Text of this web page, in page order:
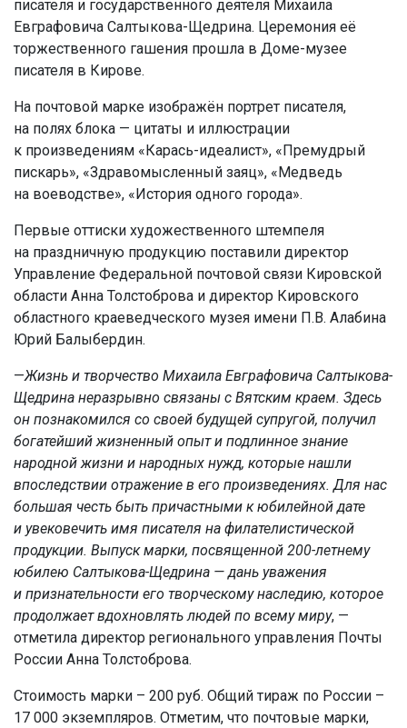
писателя и государственного деятеля Михаила
Евграфовича Салтыкова-Щедрина. Церемония её
торжественного гашения прошла в Доме-музее
писателя в Кирове.
На почтовой марке изображён портрет писателя,
на полях блока — цитаты и иллюстрации
к произведениям «Карась-идеалист», «Премудрый
пискарь», «Здравомысленный заяц», «Медведь
на воеводстве», «История одного города».
Первые оттиски художественного штемпеля
на праздничную продукцию поставили директор
Управление Федеральной почтовой связи Кировской
области Анна Толстоброва и директор Кировского
областного краеведческого музея имени П.В. Алабина
Юрий Балыбердин.
—Жизнь и творчество Михаила Евграфовича Салтыкова-
Щедрина неразрывно связаны с Вятским краем. Здесь
он познакомился со своей будущей супругой, получил
богатейший жизненный опыт и подлинное знание
народной жизни и народных нужд, которые нашли
впоследствии отражение в его произведениях. Для нас
большая честь быть причастными к юбилейной дате
и увековечить имя писателя на филателистической
продукции. Выпуск марки, посвященной 200-летнему
юбилею Салтыкова-Щедрина — дань уважения
и признательности его творческому наследию, которое
продолжает вдохновлять людей по всему миру, —
отметила директор регионального управления Почты
России Анна Толстоброва.
Стоимость марки – 200 руб. Общий тираж по России –
17 000 экземпляров. Отметим, что почтовые марки,